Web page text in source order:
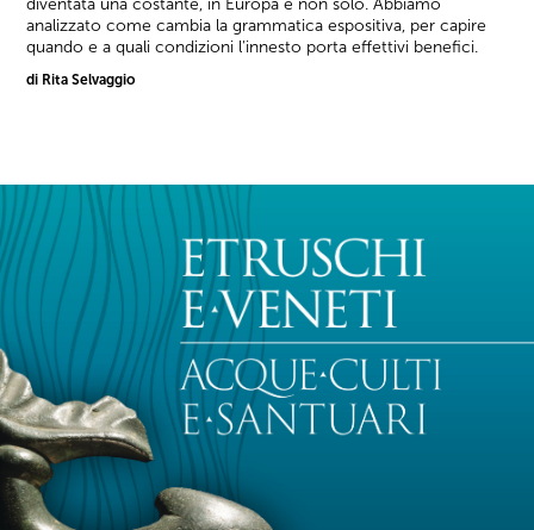
analizzato come cambia la grammatica espositiva, per capire
quando e a quali condizioni l'innesto porta effettivi benefici.
di Rita Selvaggio